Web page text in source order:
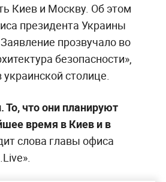
Киев и Москву. Об этом
президента Украины
прозвучало во
безопасности»,
столице.
То, что они планируют
время в Киев и в
слова главы офиса